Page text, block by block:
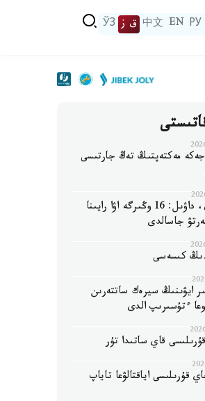
РУ
EN
中文 ق ز ЎЗ
قىزىلوردادا 32 جەكە مەكتەپتىڭ تەڭ جارتىسى
نوسەر، بۇرشاق، داۋىل: 16 وڭىرگە اۋا رايىنا
جاسالدى
كىسەسى
ايۋىنىڭ سيرەك ساتتەرىن
ءتۇسىرىپ الدى
قاي ساتىدا تۇر
قۇرىلىسى اياقتالۋعا تاياپ